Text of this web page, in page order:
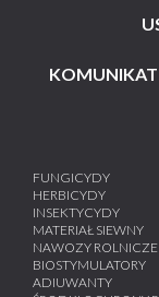
FUNGICYDY
HERBICYDY
INSEKTYCYDY
MATERIAŁ SIEWNY
NAWOZY ROLNICZE
BIOSTYMULATORY
ADIUWANTY